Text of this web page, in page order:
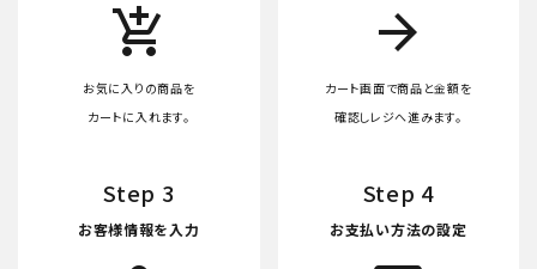
add_shopping_cart
お気に入りの商品を
カートに入れます。
arrow_forward
カート画面で商品と金額を
確認しレジへ進みます。
Step 3
お客様情報を入力
Step 4
お支払い方法の設定